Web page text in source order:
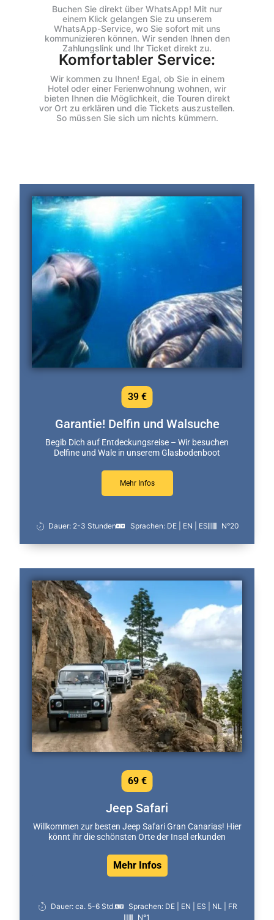
Buchen Sie direkt über WhatsApp! Mit nur
einem Klick gelangen Sie zu unserem
WhatsApp-Service, wo Sie sofort mit uns
kommunizieren können. Wir senden Ihnen den
Zahlungslink und Ihr Ticket direkt zu.
Komfortabler Service:
Wir kommen zu Ihnen! Egal, ob Sie in einem
Hotel oder einer Ferienwohnung wohnen, wir
bieten Ihnen die Möglichkeit, die Touren direkt
vor Ort zu erklären und die Tickets auszustellen.
So müssen Sie sich um nichts kümmern.
Garantie! Delfin und Walsuche
Begib Dich auf Entdeckungsreise – Wir besuchen
Delfine und Wale in unserem Glasbodenboot
Mehr Infos
39 €
Dauer: 2-3 Stunden Sprachen: DE | EN | ES N°20
Jeep Safari
Willkommen zur besten Jeep Safari Gran Canarias! Hier
könnt ihr die schönsten Orte der Insel erkunden
Mehr Infos
69 €
Dauer: ca. 5-6 Std.
Sprachen: DE | EN | ES | NL | FR
N°1